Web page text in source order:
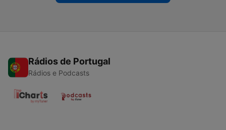
Rádios de Portugal
Rádios e Podcasts